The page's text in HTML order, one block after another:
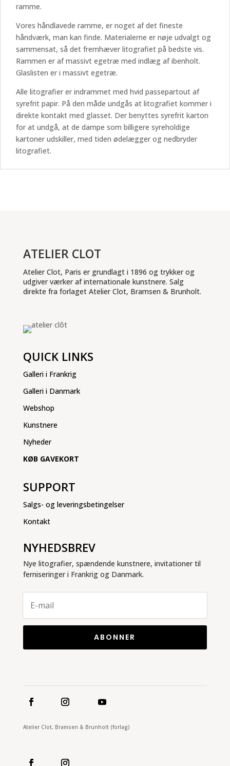
ramme.
Vores håndlavede ramme, er noget af det fineste
håndværk, man kan finde. Materialerne er nøje udvalgt og
sammensat, så det fremhæver litografiet på bedste vis.
Rammen er af massivt egetræ med indlæg af ibenholt.
Glaslisten er i massivt egetræ.
Alle litografier er indrammet med hvid passepartout af
syrefrit papir. På den måde undgås at litografiet kommer i
direkte kontakt med glasset. Der benyttes syrefrit karton
for at undgå, at de dampe som billigere syreholdige
kartoner udskiller, med tiden ødelægger og nedbryder
litografiet.
ATELIER CLOT
Atelier Clot, Paris er grundlagt i 1896 og trykker og
udgiver værker af internationale kunstnere. Salg
direkte fra forlaget Atelier Clot, Bramsen & Brunholt.
QUICK LINKS
Galleri i Frankrig
Galleri i Danmark
Webshop
Kunstnere
Nyheder
KØB GAVEKORT
SUPPORT
Salgs- og leveringsbetingelser
Kontakt
NYHEDSBREV
Nye litografier, spændende kunstnere, invitationer til
ferniseringer i Frankrig og Danmark.
ABONNER
Atelier Clot, Bramsen & Brunholt (forlag)